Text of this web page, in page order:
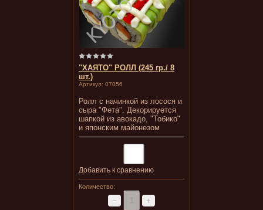
"ХАЯТО" РОЛЛ (245 гр./ 8
шт.)
Артикул: 07056
Ролл с начинкой из лосося и
сыра "Фета". Декорируется
шапкой из авокадо, "Тобико"
и японским майонезом
Добавить к сравнению
Количество:
− +